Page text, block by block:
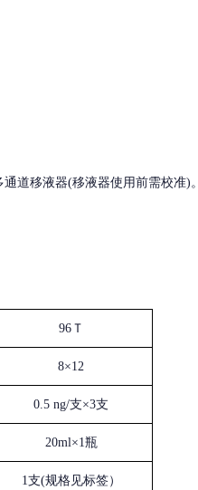
道移液器(移液器使用前需校准)。
96Ｔ
8×12
0.5 ng/支×3支
20ml×1瓶
1支(规格见标签）